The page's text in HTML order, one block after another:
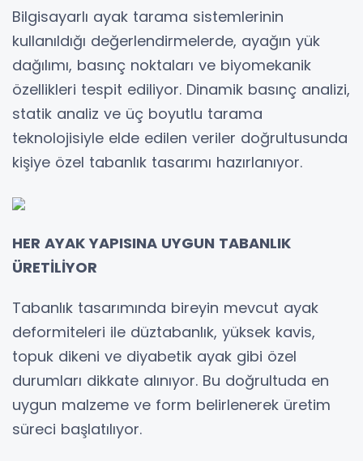
Bilgisayarlı ayak tarama sistemlerinin
kullanıldığı değerlendirmelerde, ayağın yük
dağılımı, basınç noktaları ve biyomekanik
özellikleri tespit ediliyor. Dinamik basınç analizi,
statik analiz ve üç boyutlu tarama
teknolojisiyle elde edilen veriler doğrultusunda
kişiye özel tabanlık tasarımı hazırlanıyor.
HER AYAK YAPISINA UYGUN TABANLIK
ÜRETİLİYOR
Tabanlık tasarımında bireyin mevcut ayak
deformiteleri ile düztabanlık, yüksek kavis,
topuk dikeni ve diyabetik ayak gibi özel
durumları dikkate alınıyor. Bu doğrultuda en
uygun malzeme ve form belirlenerek üretim
süreci başlatılıyor.